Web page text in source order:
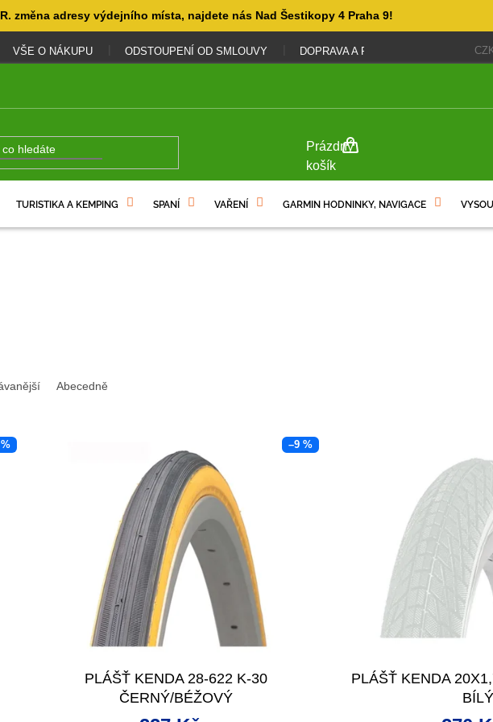
změna adresy výdejního místa, najdete nás Nad Šestikopy 4 Praha 9!
VŠE O NÁKUPU ODSTOUPENÍ OD SMLOUVY DOPRAVA A PLATBA
NÁKUPNÍ
KOŠÍK
Prázdný
košík
TURISTIKA A KEMPING SPANÍ VAŘENÍ GARMIN HODNINKY, NAVIGACE
Abecedně
–9 %
PLÁŠŤ KENDA 28-622 K-30
ČERNÝ/BÉŽOVÝ
PLÁŠŤ KENDA
BÍLÝ